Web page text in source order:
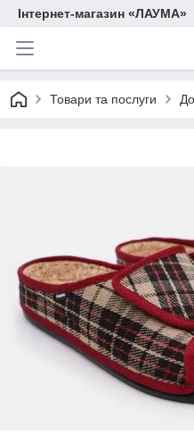
Інтернет-магазин «ЛАУМА»
Товари та послуги